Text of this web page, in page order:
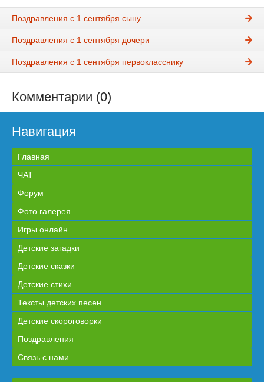
Поздравления с 1 сентября сыну
Поздравления с 1 сентября дочери
Поздравления с 1 сентября первокласснику
Комментарии (0)
Навигация
Главная
ЧАТ
Форум
Фото галерея
Игры онлайн
Детские загадки
Детские сказки
Детские стихи
Тексты детских песен
Детские скороговорки
Поздравления
Связь с нами